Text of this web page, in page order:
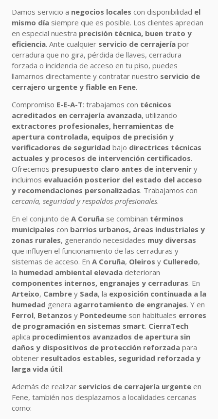
Damos servicio a negocios locales con disponibilidad el
mismo día siempre que es posible. Los clientes aprecian
en especial nuestra precisión técnica, buen trato y
eficiencia. Ante cualquier servicio de cerrajería por
cerradura que no gira, pérdida de llaves, cerradura
forzada o incidencia de acceso en tu piso, puedes
llamarnos directamente y contratar nuestro servicio de
cerrajero urgente y fiable en Fene.
Compromiso E-E-A-T: trabajamos con técnicos
acreditados en cerrajería avanzada, utilizando
extractores profesionales, herramientas de
apertura controlada, equipos de precisión y
verificadores de seguridad bajo directrices técnicas
actuales y procesos de intervención certificados.
Ofrecemos presupuesto claro antes de intervenir y
incluimos evaluación posterior del estado del acceso
y recomendaciones personalizadas. Trabajamos con
cercanía, seguridad y respaldos profesionales.
En el conjunto de A Coruña se combinan términos
municipales con barrios urbanos, áreas industriales y
zonas rurales, generando necesidades muy diversas
que influyen el funcionamiento de las cerraduras y
sistemas de acceso. En A Coruña, Oleiros y Culleredo,
la humedad ambiental elevada deterioran
componentes internos, engranajes y cerraduras. En
Arteixo, Cambre y Sada, la exposición continuada a la
humedad genera agarrotamiento de engranajes. Y en
Ferrol, Betanzos y Pontedeume son habituales errores
de programación en sistemas smart. CierraTech
aplica procedimientos avanzados de apertura sin
daños y dispositivos de protección reforzada para
obtener resultados estables, seguridad reforzada y
larga vida útil.
Además de realizar servicios de cerrajería urgente en
Fene, también nos desplazamos a localidades cercanas
como: